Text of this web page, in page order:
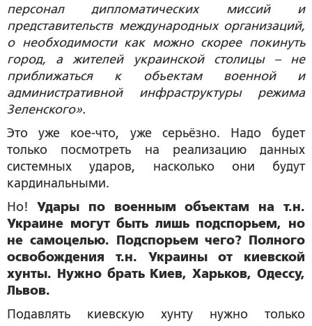
персонал дипломатических миссий и
представительств международных организаций,
о необходимости как можно скорее покинуть
город, а жителей украинской столицы – не
приближаться к объектам военной и
административной инфраструктуры режима
Зеленского».
Это уже кое-что, уже серьёзно. Надо будет
только посмотреть на реализацию данных
системных ударов, насколько они будут
кардинальными.
Но! Удары по военным объектам на т.н.
Украине могут быть лишь подспорьем, но
не самоцелью. Подспорьем чего? Полного
освобождения т.н. Украины от киевской
хунты. Нужно брать Киев, Харьков, Одессу,
Львов.
Подавлять киевскую хунту нужно только